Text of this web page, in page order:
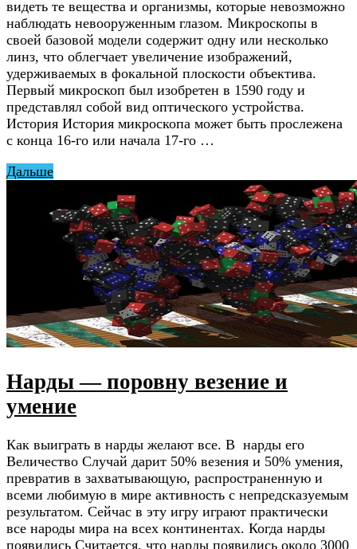
видеть те вещества и организмы, которые невозможно
наблюдать невооруженным глазом. Микроскопы в
своей базовой модели содержит одну или несколько
линз, что облегчает увеличение изображений,
удерживаемых в фокальной плоскости объектива.
Первый микроскоп был изобретен в 1590 году и
представлял собой вид оптического устройства.
История История микроскопа может быть прослежена
с конца 16-го или начала 17-го …
Дальше
Нарды — поровну везение и
умение
Как выиграть в нарды желают все. В нарды его
Величество Случай дарит 50% везения и 50% умения,
превратив в захватывающую, распространенную и
всеми любимую в мире активность с непредсказуемым
результатом. Сейчас в эту игру играют практически
все народы мира на всех континентах. Когда нарды
появились Считается, что нарды появились около 3000